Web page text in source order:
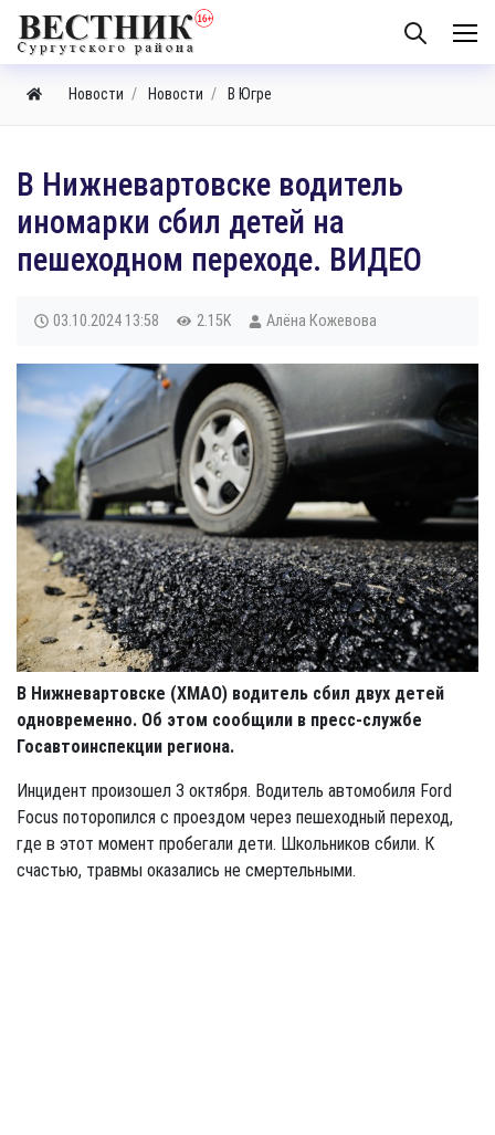
Новости Новости В Югре
В Нижневартовске водитель
иномарки сбил детей на
пешеходном переходе. ВИДЕО
03.10.2024 13:58 2.15K Алёна Кожевова
В Нижневартовске (ХМАО) водитель сбил двух детей
одновременно. Об этом сообщили в пресс-службе
Госавтоинспекции региона.
Инцидент произошел 3 октября. Водитель автомобиля Ford
Focus поторопился с проездом через пешеходный переход,
где в этот момент пробегали дети. Школьников сбили. К
счастью, травмы оказались не смертельными.